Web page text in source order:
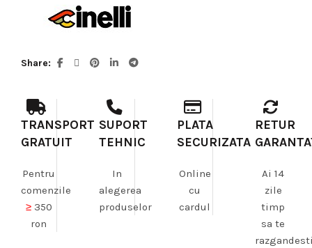
Share
TRANSPORT
GRATUIT
Pentru
comenzile
≥350
ron
SUPORT
TEHNIC
In
alegerea
produselor
PLATA
SECURIZATA
Online
cu
cardul
RETUR
Ai 14
zile
timp
sa te